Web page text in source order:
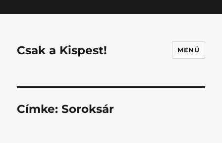
Csak a Kispest! MENÜ
Címke:Soroksár